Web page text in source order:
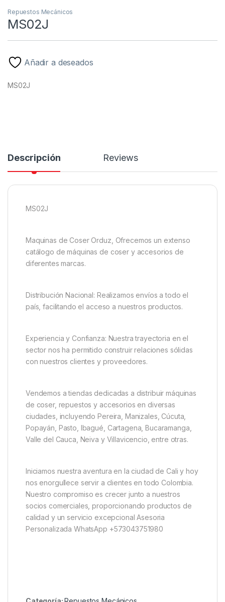
Repuestos Mecánicos
MS02J
Añadir a deseados
MS02J
Descripción Reviews
MS02J
Maquinas de Coser Orduz, Ofrecemos un extenso
catálogo de máquinas de coser y accesorios de
diferentes marcas.
Distribución Nacional: Realizamos envíos a todo el
país, facilitando el acceso a nuestros productos.
Experiencia y Confianza: Nuestra trayectoria en el
sector nos ha permitido construir relaciones sólidas
con nuestros clientes y proveedores.
Vendemos a tiendas dedicadas a distribuir máquinas
de coser, repuestos y accesorios en diversas
ciudades, incluyendo Pereira, Manizales, Cúcuta,
Popayán, Pasto, Ibagué, Cartagena, Bucaramanga,
Valle del Cauca, Neiva y Villavicencio, entre otras.
Iniciamos nuestra aventura en la ciudad de Cali y hoy
nos enorgullece servir a clientes en todo Colombia.
Nuestro compromiso es crecer junto a nuestros
socios comerciales, proporcionando productos de
calidad y un servicio excepcional Asesoria
Personalizada WhatsApp +573043751980